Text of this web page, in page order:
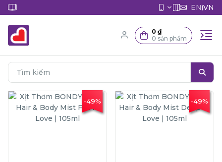
EN|VN
0 ₫
0 sản phẩm
-49% -49%